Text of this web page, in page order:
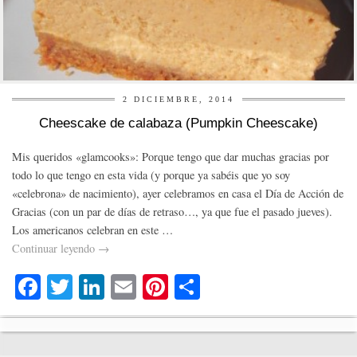
2 DICIEMBRE, 2014
Cheescake de calabaza (Pumpkin Cheescake)
Mis queridos «glamcooks»: Porque tengo que dar muchas gracias por
todo lo que tengo en esta vida (y porque ya sabéis que yo soy
«celebrona» de nacimiento), ayer celebramos en casa el Día de Acción de
Gracias (con un par de días de retraso…, ya que fue el pasado jueves).
Los americanos celebran en este …
Continuar leyendo →
Fa
ce
bo
T
wi
tte
Li
nk
ed
E
m
ail
Pi
nt
er
o
m